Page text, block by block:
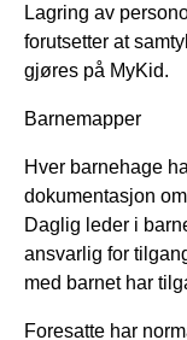
Lagring av
forutsetter at
gjøres på MyKid.
Barnemapper
Hver barnehage
dokumentasjon
Daglig leder i
ansvarlig for
med barnet har
Foresatte har